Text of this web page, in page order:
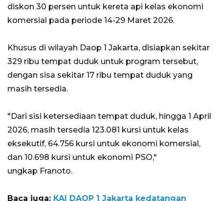
diskon 30 persen untuk kereta api kelas ekonomi
komersial pada periode 14-29 Maret 2026.
Khusus di wilayah Daop 1 Jakarta, disiapkan sekitar
329 ribu tempat duduk untuk program tersebut,
dengan sisa sekitar 17 ribu tempat duduk yang
masih tersedia.
"Dari sisi ketersediaan tempat duduk, hingga 1 April
2026, masih tersedia 123.081 kursi untuk kelas
eksekutif, 64.756 kursi untuk ekonomi komersial,
dan 10.698 kursi untuk ekonomi PSO,"
ungkap Franoto.
Baca juga: KAI DAOP 1 Jakarta kedatangan